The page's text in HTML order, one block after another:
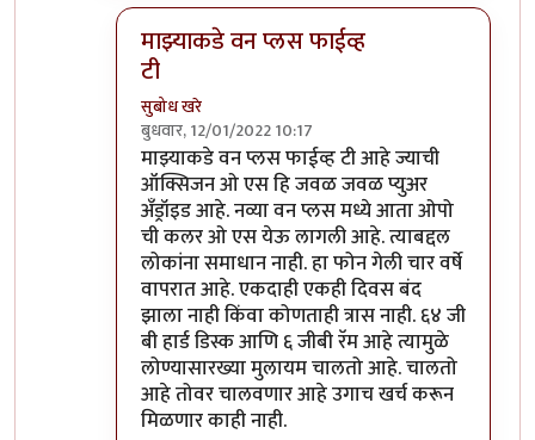
माझ्याकडे वन प्लस फाईव्ह
टी
सुबोध खरे
बुधवार, 12/01/2022 10:17
In reply toअसंच काही नाहीbyजेम्स वांड
माझ्याकडे वन प्लस फाईव्ह टी आहे ज्याची
ऑक्सिजन ओ एस हि जवळ जवळ प्युअर
अँड्रॉइड आहे. नव्या वन प्लस मध्ये आता ओपो
ची कलर ओ एस येऊ लागली आहे. त्याबद्दल
लोकांना समाधान नाही. हा फोन गेली चार वर्षे
वापरात आहे. एकदाही एकही दिवस बंद
झाला नाही किंवा कोणताही त्रास नाही. ६४ जी
बी हार्ड डिस्क आणि ६ जीबी रॅम आहे त्यामुळे
लोण्यासारख्या मुलायम चालतो आहे. चालतो
आहे तोवर चालवणार आहे उगाच खर्च करून
मिळणार काही नाही.